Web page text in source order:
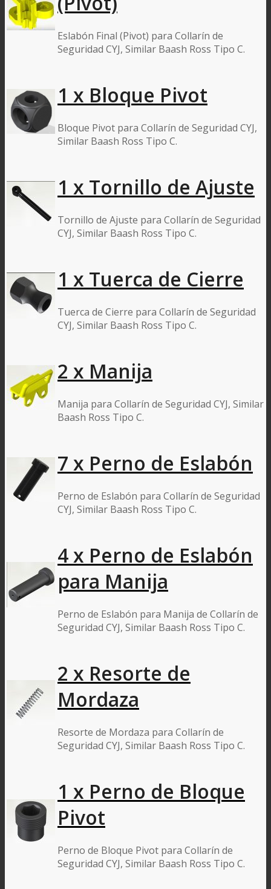
Eslabón Final (Pivot) para Collarín de
Seguridad CYJ, Similar Baash Ross Tipo C.
1 x Bloque Pivot
Bloque Pivot para Collarín de Seguridad CYJ,
Similar Baash Ross Tipo C.
1 x Tornillo de Ajuste
Tornillo de Ajuste para Collarín de Seguridad
CYJ, Similar Baash Ross Tipo C.
1 x Tuerca de Cierre
Tuerca de Cierre para Collarín de Seguridad
CYJ, Similar Baash Ross Tipo C.
2 x Manija
Manija para Collarín de Seguridad CYJ, Similar
Baash Ross Tipo C.
7 x Perno de Eslabón
Perno de Eslabón para Collarín de Seguridad
CYJ, Similar Baash Ross Tipo C.
4 x Perno de Eslabón
para Manija
Perno de Eslabón para Manija de Collarín de
Seguridad CYJ, Similar Baash Ross Tipo C.
2 x Resorte de
Mordaza
Resorte de Mordaza para Collarín de
Seguridad CYJ, Similar Baash Ross Tipo C.
1 x Perno de Bloque
Pivot
Perno de Bloque Pivot para Collarín de
Seguridad CYJ, Similar Baash Ross Tipo C.